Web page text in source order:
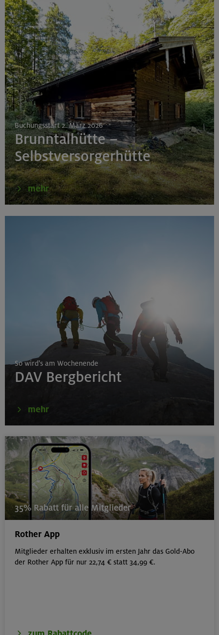
Buchungsstart 2. März 2026
Brunntalhütte –
Selbstversorgerhütte
mehr
So wird's am Wochenende
DAV Bergbericht
mehr
35% Rabatt für alle Mitglieder
Rother App
Mitglieder erhalten exklusiv im ersten Jahr das Gold-Abo
der Rother App für nur 22,74 € statt 34,99 €.